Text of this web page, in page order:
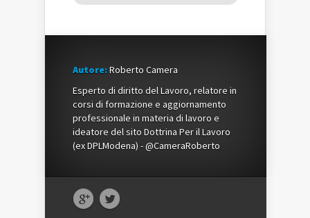
Autore:Roberto Camera
Esperto di diritto del Lavoro, relatore in
corsi di formazione e aggiornamento
professionale in materia di lavoro e
ideatore del sito Dottrina Per il Lavoro
(ex DPLModena) - @CameraRoberto